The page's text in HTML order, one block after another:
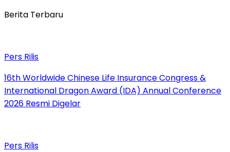
Berita Terbaru
Pers Rilis
16th Worldwide Chinese Life Insurance Congress &
International Dragon Award (IDA) Annual Conference
2026 Resmi Digelar
Pers Rilis